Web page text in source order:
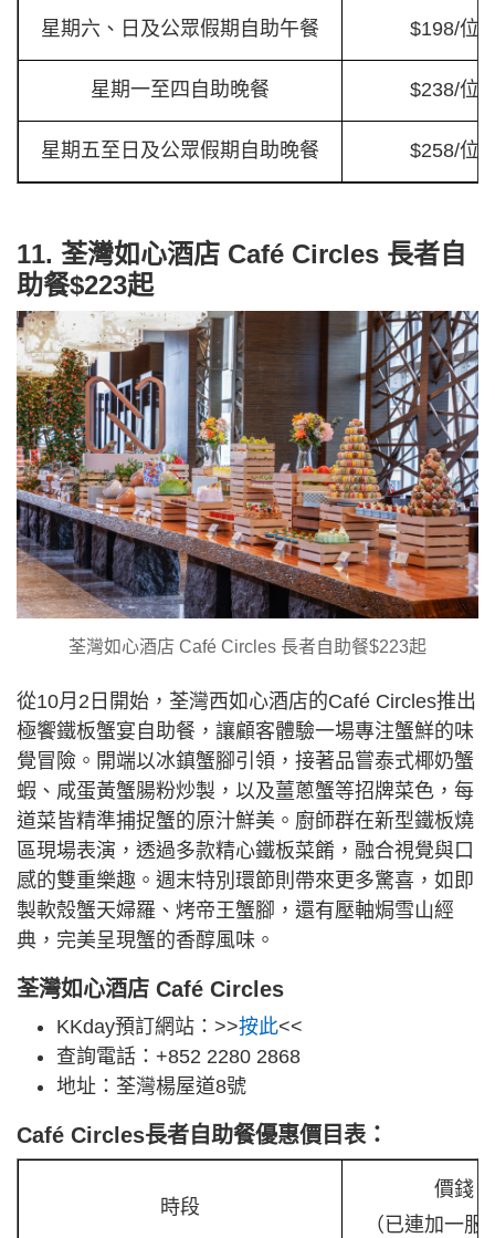
星期六、日及公眾假期自助午餐 $198/位
星期一至四自助晚餐 $238/位
星期五至日及公眾假期自助晚餐 $258/位
11. 荃灣如心酒店 Café Circles 長者自
助餐$223起
荃灣如心酒店 Café Circles 長者自助餐$223起
從10月2日開始，荃灣西如心酒店的Café Circles推出
極饗鐵板蟹宴自助餐，讓顧客體驗一場專注蟹鮮的味
覺冒險。開端以冰鎮蟹腳引領，接著品嘗泰式椰奶蟹
蝦、咸蛋黃蟹腸粉炒製，以及薑蔥蟹等招牌菜色，每
道菜皆精準捕捉蟹的原汁鮮美。廚師群在新型鐵板燒
區現場表演，透過多款精心鐵板菜餚，融合視覺與口
感的雙重樂趣。週末特別環節則帶來更多驚喜，如即
製軟殼蟹天婦羅、烤帝王蟹腳，還有壓軸焗雪山經
典，完美呈現蟹的香醇風味。
荃灣如心酒店 Café Circles
KKday預訂網站：>>按此<<
查詢電話：+852 2280 2868
地址：荃灣楊屋道8號
Café Circles長者自助餐優惠價目表：
時段
價錢
（已連加一服